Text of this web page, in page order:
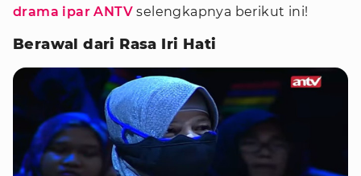
drama ipar ANTV selengkapnya berikut ini!
Berawal dari Rasa Iri Hati